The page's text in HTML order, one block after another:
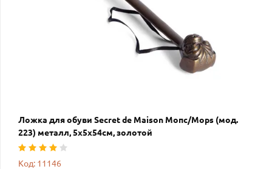
Ложка для обуви Secret de Maison Мопс/Mops (мод.
223) металл, 5х5х54см, золотой
Код: 11146